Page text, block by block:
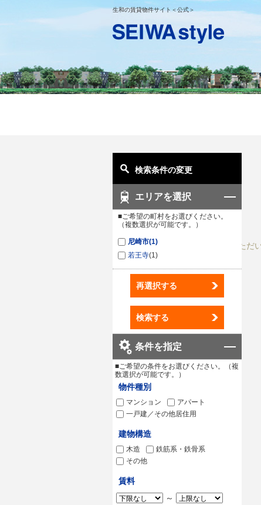
検索条件の変更
エリアを選択
■ご希望の町村をお選びください。
（複数選択が可能です。）
尼崎市(1)
若王寺(1)
再選択する
検索する
条件を指定
■ご希望の条件をお選びください。（複
数選択が可能です。）
物件種別
マンション
アパート
一戸建／その他居住用
建物構造
木造
鉄筋系・鉄骨系
その他
賃料
～
生和の賃貸物件サイト＜公式＞
ご入力いただ